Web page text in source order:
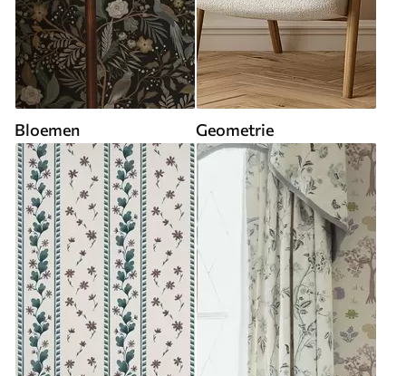
Bloemen Geometrie